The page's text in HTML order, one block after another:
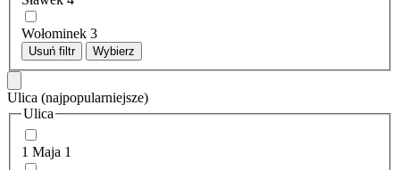
Wołominek 3
Usuń filtr Wybierz
Ulica (najpopularniejsze)
Ulica
1 Maja 1